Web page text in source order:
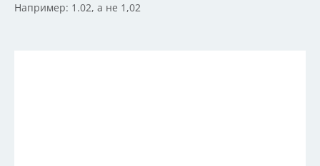
Например: 1.02, а не 1,02